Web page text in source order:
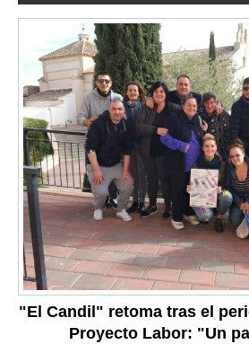
"El Candil" retoma tras el
Proyecto Labor: "Un